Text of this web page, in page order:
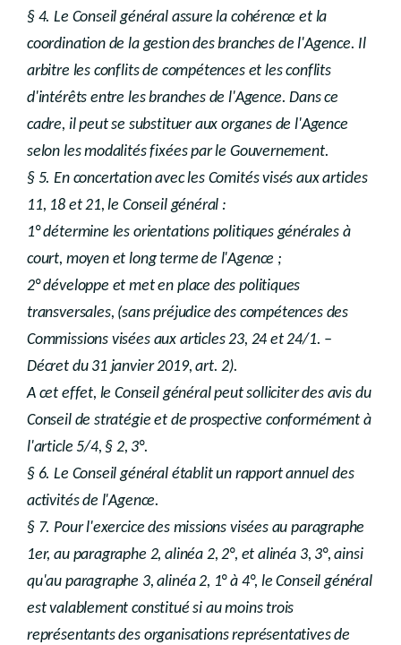
§ 4. Le Conseil général assure la cohérence et la
coordination de la gestion des branches de l'Agence. Il
arbitre les conflits de compétences et les conflits
d'intérêts entre les branches de l'Agence. Dans ce
cadre, il peut se substituer aux organes de l'Agence
selon les modalités fixées par le Gouvernement.
§ 5. En concertation avec les Comités visés aux articles
11, 18 et 21, le Conseil général :
1° détermine les orientations politiques générales à
court, moyen et long terme de l'Agence ;
2° développe et met en place des politiques
transversales, (sans préjudice des compétences des
Commissions visées aux articles 23, 24 et 24/1. –
Décret du 31 janvier 2019, art. 2).
A cet effet, le Conseil général peut solliciter des avis du
Conseil de stratégie et de prospective conformément à
l'article 5/4, § 2, 3°.
§ 6. Le Conseil général établit un rapport annuel des
activités de l'Agence.
§ 7. Pour l'exercice des missions visées au paragraphe
1er, au paragraphe 2, alinéa 2, 2°, et alinéa 3, 3°, ainsi
qu'au paragraphe 3, alinéa 2, 1° à 4°, le Conseil général
est valablement constitué si au moins trois
représentants des organisations représentatives de